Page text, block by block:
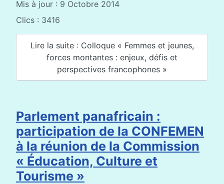
Mis à jour : 9 Octobre 2014
Clics : 3416
Lire la suite : Colloque « Femmes et jeunes,
forces montantes : enjeux, défis et
perspectives francophones »
Parlement panafricain :
participation de la CONFEMEN
à la réunion de la Commission
« Éducation, Culture et
Tourisme »